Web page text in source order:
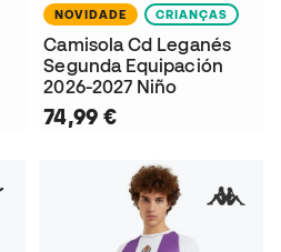
NOVIDADE CRIANÇAS
Camisola Cd Leganés
Segunda Equipación
2026-2027 Niño
74,99 €